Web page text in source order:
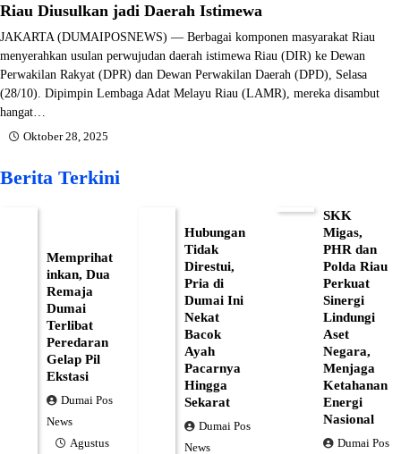
Riau Diusulkan jadi Daerah Istimewa
JAKARTA (DUMAIPOSNEWS) — Berbagai komponen masyarakat Riau
menyerahkan usulan perwujudan daerah istimewa Riau (DIR) ke Dewan
Perwakilan Rakyat (DPR) dan Dewan Perwakilan Daerah (DPD), Selasa
(28/10). Dipimpin Lembaga Adat Melayu Riau (LAMR), mereka disambut
hangat…
Oktober 28, 2025
Berita Terkini
Memprihat
inkan, Dua
Remaja
Dumai
Terlibat
Peredaran
Gelap Pil
Ekstasi
Dumai Pos
News
Agustus
Hubungan
Tidak
Direstui,
Pria di
Dumai Ini
Nekat
Bacok
Ayah
Pacarnya
Hingga
Sekarat
Dumai Pos
News
SKK
Migas,
PHR dan
Polda Riau
Perkuat
Sinergi
Lindungi
Aset
Negara,
Menjaga
Ketahanan
Energi
Nasional
Dumai Pos